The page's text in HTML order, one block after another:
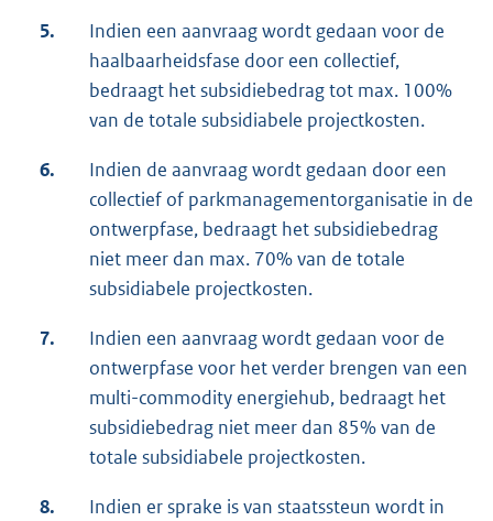
5.
Indien een aanvraag wordt gedaan voor de
haalbaarheidsfase door een collectief,
bedraagt het subsidiebedrag tot max. 100%
van de totale subsidiabele projectkosten.
6.
Indien de aanvraag wordt gedaan door een
collectief of parkmanagementorganisatie in de
ontwerpfase, bedraagt het subsidiebedrag
niet meer dan max. 70% van de totale
subsidiabele projectkosten.
7.
Indien een aanvraag wordt gedaan voor de
ontwerpfase voor het verder brengen van een
multi-commodity energiehub, bedraagt het
subsidiebedrag niet meer dan 85% van de
totale subsidiabele projectkosten.
8.
Indien er sprake is van staatssteun wordt in